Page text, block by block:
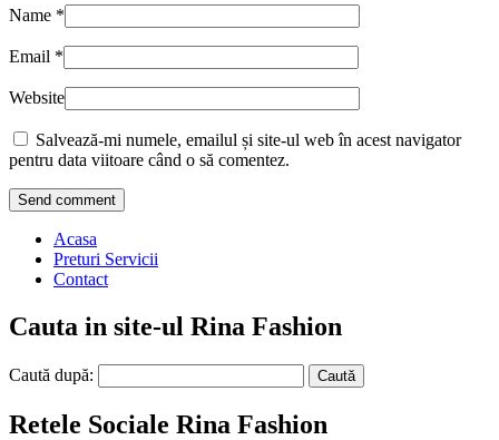
Name *
Email *
Website
Salvează-mi numele, emailul și site-ul web în acest navigator
pentru data viitoare când o să comentez.
Acasa
Preturi Servicii
Contact
Cauta in site-ul Rina Fashion
Caută după:
Retele Sociale Rina Fashion